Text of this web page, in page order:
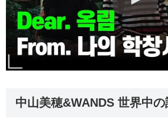
中山美穂&WANDS 世界中の